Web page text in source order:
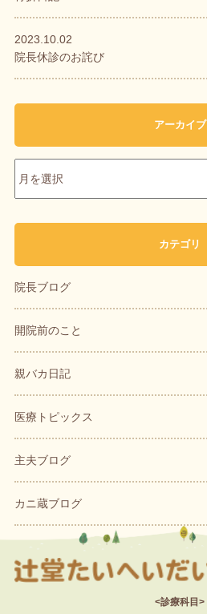
2023.10.02
院長休診のお詫び
アーカイブ
カテゴリ
院長ブログ
開院前のこと
親バカ日記
医療トピックス
主夫ブログ
カニ蔵ブログ
<診療科目>